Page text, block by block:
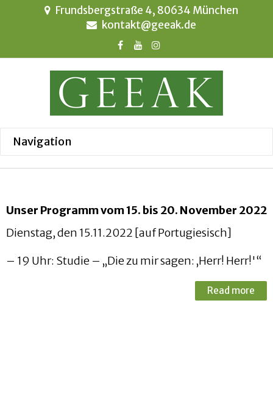
Frundsbergstraße 4, 80634 München
kontakt@geeak.de
Unser Programm vom 15. bis 20. November 2022
Dienstag, den 15.11.2022 [auf Portugiesisch]
– 19 Uhr: Studie – „Die zu mir sagen: ‚Herr! Herr!'“
Read more